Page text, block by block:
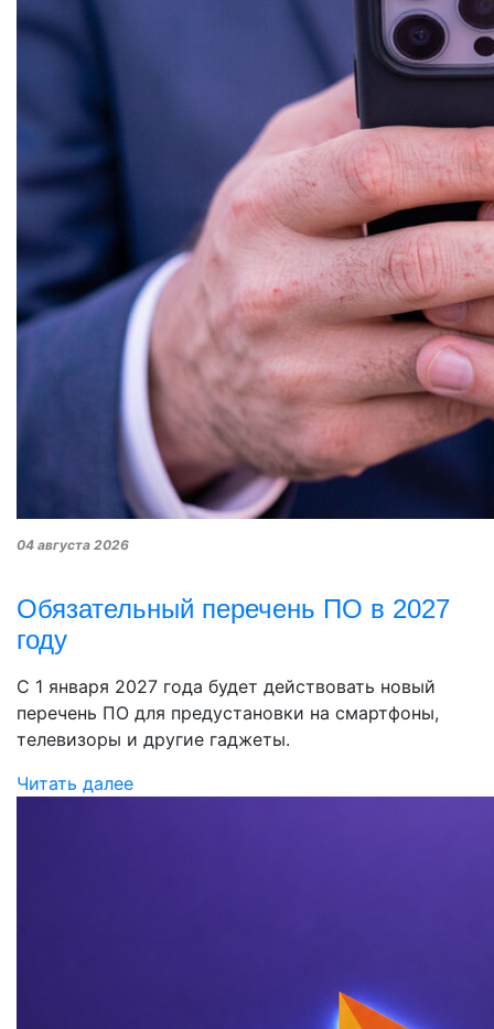
04 августа 2026
Обязательный перечень ПО в 2027
году
С 1 января 2027 года будет действовать новый
перечень ПО для предустановки на смартфоны,
телевизоры и другие гаджеты.
Читать далее